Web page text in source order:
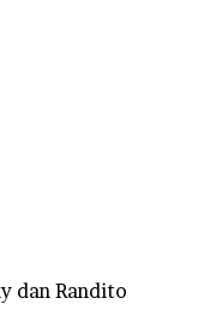
dan Randito